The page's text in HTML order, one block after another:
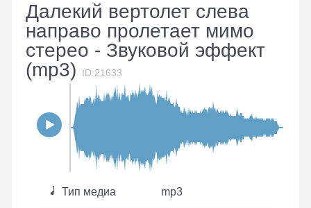
Далекий вертолет слева
направо пролетает мимо
стерео - Звуковой эффект
(mp3)
ID:21633
Тип медиа mp3